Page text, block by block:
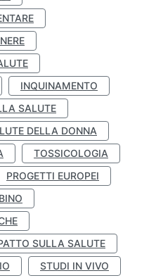
INQUINAMENTO
SALUTE
DELLA DONNA
TOSSICOLOGIA
PROGETTI EUROPEI
SULLA SALUTE
STUDI IN VIVO